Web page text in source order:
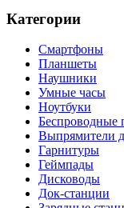
Категории
Смартфоны
Планшеты
Наушники
Умные часы
Ноутбуки
Беспроводные
Выпрямители
Гарнитуры
Геймпады
Дисководы
Док-станции